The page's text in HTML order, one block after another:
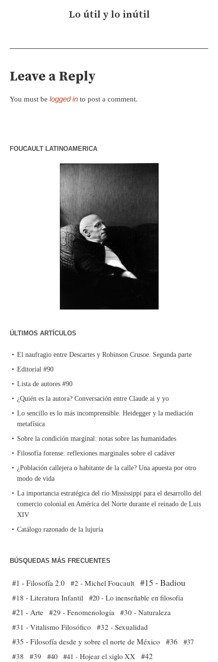
Lo útil y lo inútil
Leave a Reply
You must be logged in to post a comment.
FOUCAULT LATINOAMERICA
ÚLTIMOS ARTÍCULOS
El naufragio entre Descartes y Robinson Crusoe. Segunda parte
Editorial #90
Lista de autores #90
¿Quién es la autora? Conversación entre Claude.ai y yo
Lo sencillo es lo más incomprensible. Heidegger y la mediación
metafísica
Sobre la condición marginal: notas sobre las humanidades
Filosofía forense: reflexiones marginales sobre el cadáver
¿Población callejera o habitante de la calle? Una apuesta por otro
modo de vida
La importancia estratégica del río Mississippi para el desarrollo del
comercio colonial en América del Norte durante el reinado de Luis
XIV
Catálogo razonado de la lujuria
BÚSQUEDAS MÁS FRECUENTES
#1 - Filosofía 2.0 #2 - Michel Foucault #15 - Badiou
#18 - Literatura Infantil #20 - Lo inenseñable en filosofía
#21 - Arte #29 - Fenomenología #30 - Naturaleza
#31 - Vitalismo Filosófico
#32 - Sexualidad
#35 - Filosofía desde y sobre el norte de México #36 #37
#38
#39 #40 #41 - Hojear el siglo XX #42